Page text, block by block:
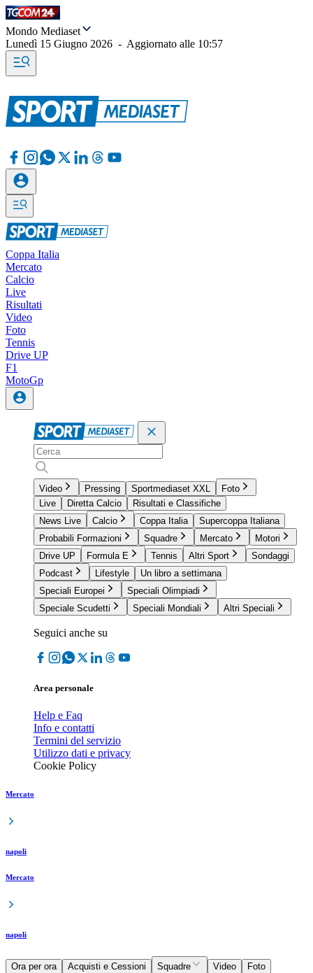
Mondo Mediaset
Lunedì 15 Giugno 2026 - Aggiornato alle 10:57
Coppa Italia
Mercato
Calcio
Live
Risultati
Video
Foto
Tennis
Drive UP
F1
MotoGp
Video Pressing Sportmediaset XXL
Foto
Live
Diretta Calcio
Risultati e Classifiche
News Live
Calcio Coppa Italia
Supercoppa Italiana
Probabili Formazioni
Squadre Mercato
Motori
Drive UP
Formula E Tennis Altri Sport
Sondaggi
Podcast
Lifestyle
Un libro a settimana
Speciali Europei
Speciali Olimpiadi
Speciale Scudetti
Speciali Mondiali Altri Speciali
Seguici anche su
Area personale
Help e Faq
Info e contatti
Termini del servizio
Utilizzo dati e privacy
Cookie Policy
Mercato
napoli
Mercato
napoli
Ora per ora Acquisti e Cessioni Squadre Video Foto